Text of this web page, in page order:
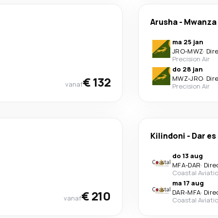
vanaf€ 132
Arusha- Mwanza
ma 25 jan
JRO-MWZ·
Precision Air
do 28 jan
MWZ-JRO·
Precision Air
vanaf€ 210
Kilindoni - Dar
do 13 aug
MFA-DAR·
Coastal
ma 17 aug
DAR-MFA·
Coastal